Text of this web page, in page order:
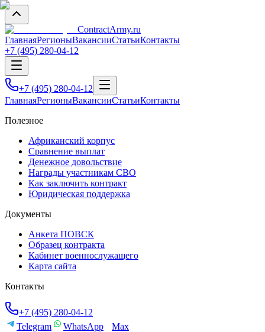
ContractArmy.ru
ГлавнаяРегионыВакансииСтатьиКонтакты
+7 (495) 280-04-12
+7 (495) 280-04-12
ГлавнаяРегионыВакансииСтатьиКонтакты
Полезное
Африканский корпус
Сравнение выплат
Денежное довольствие
Награды участникам СВО
Как заключить контракт
Юридическая поддержка
Документы
Анкета ПОВСК
Образец контракта
Кабинет военнослужащего
Карта сайта
Контакты
+7 (495) 280-04-12
Telegram
WhatsApp
Max